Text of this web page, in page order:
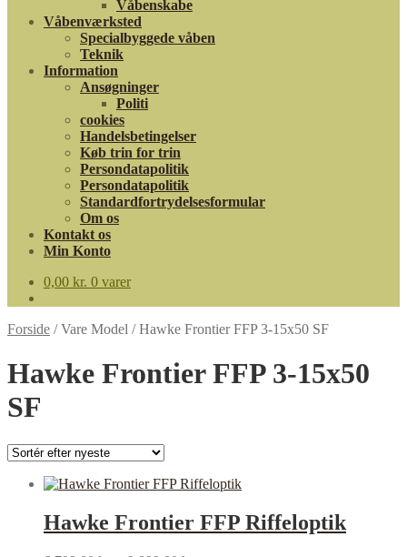
Våbenskabe
Våbenværksted
Specialbyggede våben
Teknik
Information
Ansøgninger
Politi
cookies
Handelsbetingelser
Køb trin for trin
Persondatapolitik
Persondatapolitik
Standardfortrydelsesformular
Om os
Kontakt os
Min Konto
0,00 kr. 0 varer
Forside /Vare Model /Hawke Frontier FFP 3-15x50 SF
Hawke Frontier FFP 3-15x50
SF
Hawke Frontier FFP Riffeloptik